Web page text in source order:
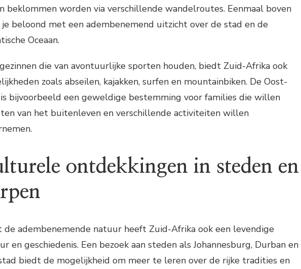
beklommen worden via verschillende wandelroutes. Eenmaal boven
beloond met een adembenemend uitzicht over de stad en de
Oceaan.
die van avontuurlijke sporten houden, biedt Zuid-Afrika ook
zoals abseilen, kajakken, surfen en mountainbiken. De Oost-
is bijvoorbeeld een geweldige bestemming voor families die willen
van het buitenleven en verschillende activiteiten willen
ontdekkingen in steden en
de adembenemende natuur heeft Zuid-Afrika ook een levendige
en geschiedenis. Een bezoek aan steden als Johannesburg, Durban en
biedt de mogelijkheid om meer te leren over de rijke tradities en